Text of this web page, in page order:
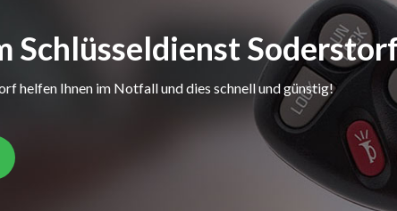
Schlüsseldienst
helfen Ihnen im Notfall und dies schnell und günstig!